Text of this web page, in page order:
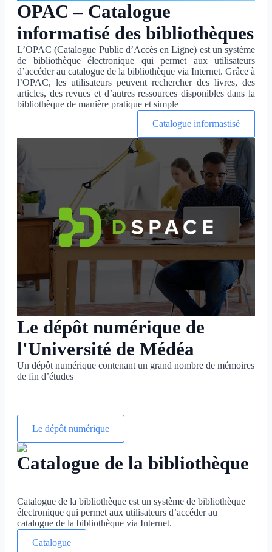
OPAC – Catalogue
informatisé des bibliothèques
L’OPAC (Catalogue Public d’Accès en Ligne) est un système
de bibliothèque électronique qui permet aux utilisateurs
d’accéder au catalogue de la bibliothèque via Internet. Grâce à
l’OPAC, les utilisateurs peuvent rechercher des livres, des
articles, des revues et d’autres ressources disponibles dans la
bibliothèque de manière pratique et simple
Catalogue informastisé
Le dépôt numérique de
l'Université de Médéa
Un dépôt numérique contenant un grand nombre de mémoires
de fin d’études
Le dépôt numérique
Catalogue de la bibliothèque
Catalogue de la bibliothèque est un système de bibliothèque
électronique qui permet aux utilisateurs d’accéder au
catalogue de la bibliothèque via Internet.
Catalogue